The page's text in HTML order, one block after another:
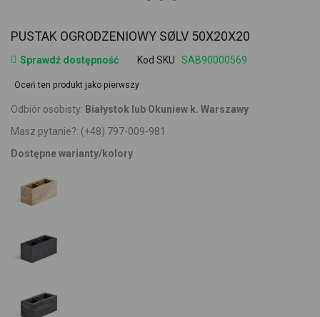
PUSTAK OGRODZENIOWY SØLV 50X20X20
Sprawdź dostępność Kod SKU SAB90000569
Oceń ten produkt jako pierwszy
Odbiór osobisty: Białystok lub Okuniew k. Warszawy
Masz pytanie?: (+48) 797-009-981
Dostępne warianty/kolory